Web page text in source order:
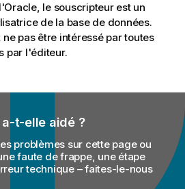
le souscripteur est un
de la base de données.
pas être intéressé par toutes
par l'éditeur.
t-elle aidé ?
problèmes sur cette page ou
faute de frappe, une étape
technique – faites-le-nous